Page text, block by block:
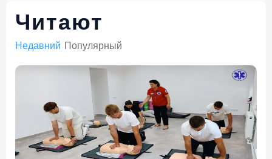
Читают
Недавний Популярный